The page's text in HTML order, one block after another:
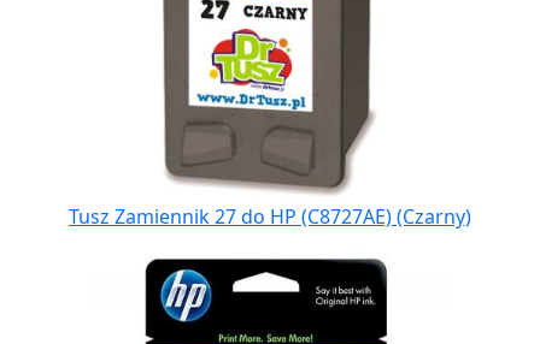
Tusz Zamiennik 27 do HP (C8727AE) (Czarny)